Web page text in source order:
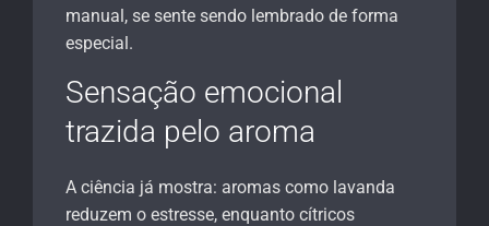
manual, se sente sendo lembrado de forma
especial.
Sensação emocional
trazida pelo aroma
A ciência já mostra: aromas como lavanda
reduzem o estresse, enquanto cítricos